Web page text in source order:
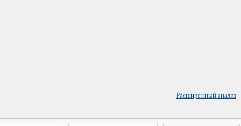
Расширенный анализ|